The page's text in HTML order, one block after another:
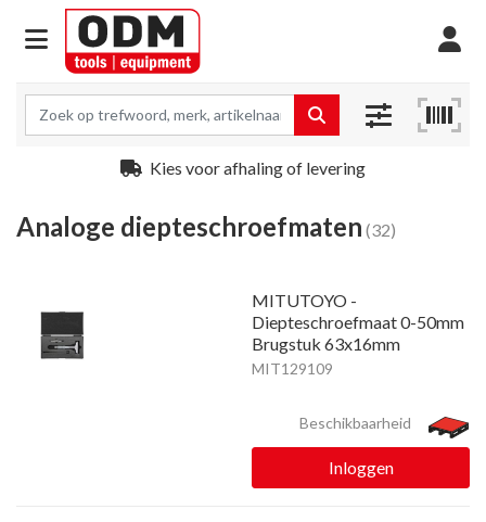
Kies voor afhaling of levering
Analoge diepteschroefmaten (32)
MITUTOYO -
Diepteschroefmaat 0-50mm
Brugstuk 63x16mm
MIT129109
Beschikbaarheid
Inloggen